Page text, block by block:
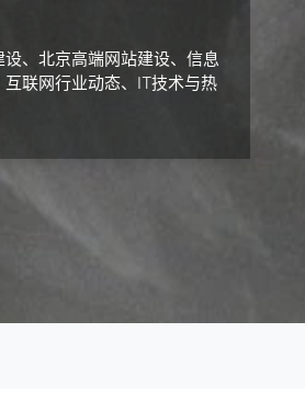
、北京高端网站建设、信息
互联网行业动态、IT技术与热